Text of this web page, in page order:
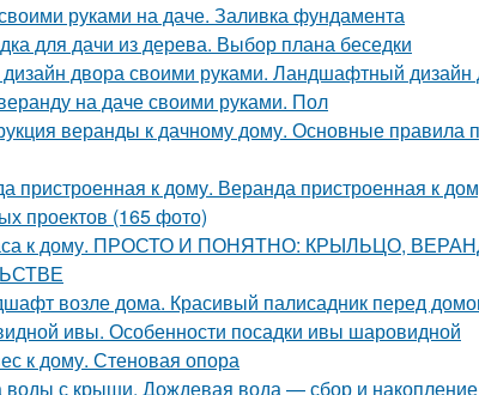
руками на даче. Заливка фундамента
для дачи из дерева. Выбор плана беседки
двора своими руками. Ландшафтный дизайн
на даче своими руками. Пол
веранды к дачному дому. Основные правила
пристроенная к дому. Веранда пристроенная к
проектов (165 фото)
к дому. ПРОСТО И ПОНЯТНО: КРЫЛЬЦО,
возле дома. Красивый палисадник перед
ивы. Особенности посадки ивы шаровидной
к дому. Стеновая опора
воды с крыши. Дождевая вода — сбор и накопление